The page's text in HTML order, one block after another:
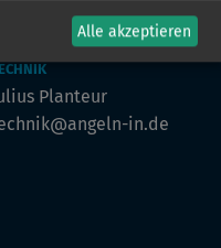
julian@angeln-in.de
Planteur
in.de
Alle akzeptieren